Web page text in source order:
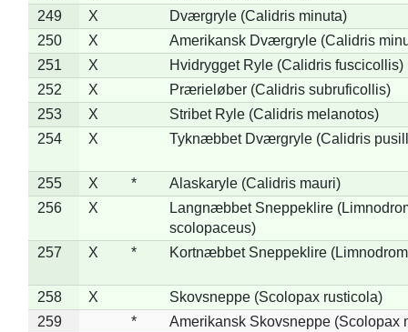
249
X
Dværgryle (Calidris minuta)
250
X
Amerikansk Dværgryle (Calidris
251
X
Hvidrygget Ryle (Calidris fuscicollis)
252
X
Prærieløber (Calidris subruficollis)
253
X
Stribet Ryle (Calidris melanotos)
254
X Tyknæbbet Dværgryle (Calidris
255 X *
Alaskaryle (Calidris mauri)
256
X
Langnæbbet Sneppeklire
scolopaceus)
257
X * Kortnæbbet Sneppeklire
258 X
Skovsneppe (Scolopax rusticola)
259
*
Amerikansk Skovsneppe (Scolopax